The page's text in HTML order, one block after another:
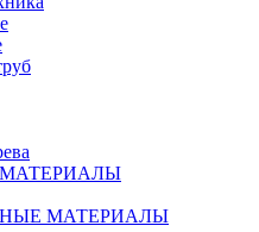
МАТЕРИАЛЫ